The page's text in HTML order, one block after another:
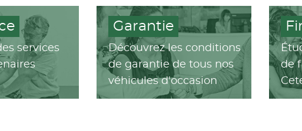
services
Garantie
Découvrez les conditions
de garantie de tous nos
véhicules d'occasion
de